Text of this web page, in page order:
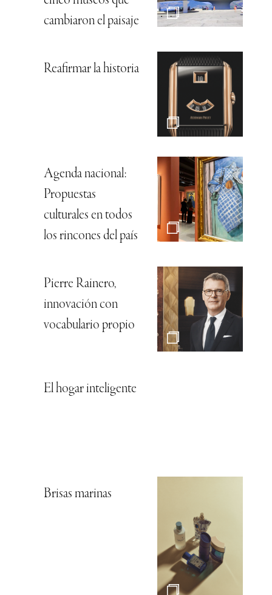
cambiaron el paisaje
Reafirmar la historia
Agenda nacional:
Propuestas
culturales en todos
los rincones del país
Pierre Rainero,
innovación con
vocabulario propio
El hogar inteligente
Brisas marinas